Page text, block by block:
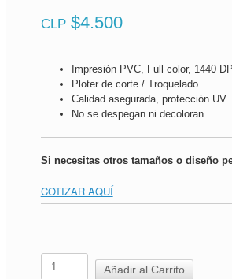
CLP $4.500
Impresión PVC, Full color, 1440
Ploter de corte / Troquelado.
Calidad asegurada, protección UV.
No se despegan ni decoloran.
Si necesitas otros tamaños o diseño
COTIZAR AQUÍ
Adhesivo
Reciclaje
Añadir al Carrito